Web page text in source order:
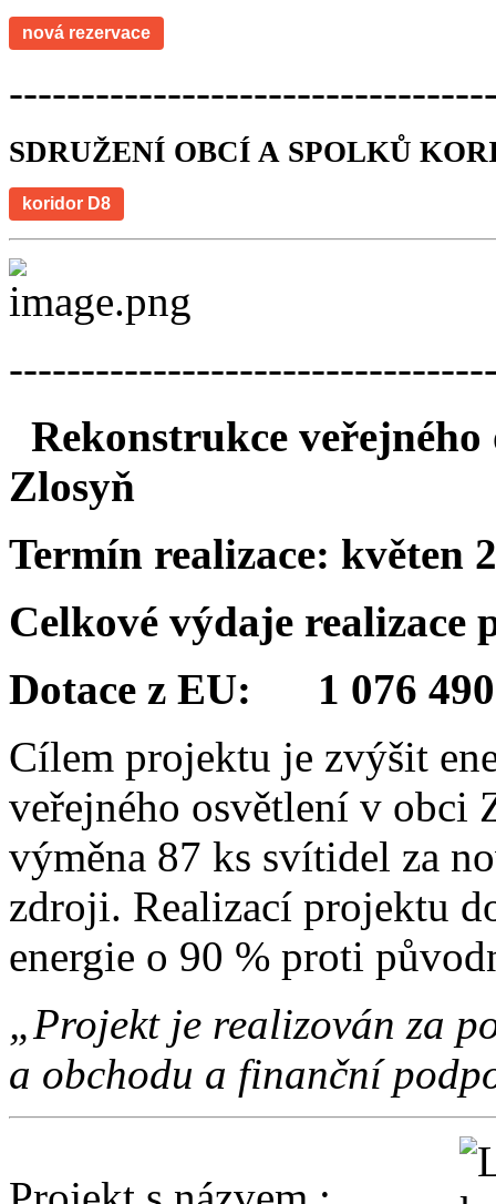
nová rezervace
SDRUŽENÍ OBCÍ A SPOLKŮ
koridor D8
Rekonstrukce veřejného
Zlosyň
Termín realizace: květen
Celkové výdaje
Dotace z EU: 1 076
Cílem projektu je zvýšit
veřejného osvětlení v obci
výměna 87 ks svítidel za
zdroji. Realizací projektu
energie o 90 % proti
„Projekt je realizován
a obchodu a finanční